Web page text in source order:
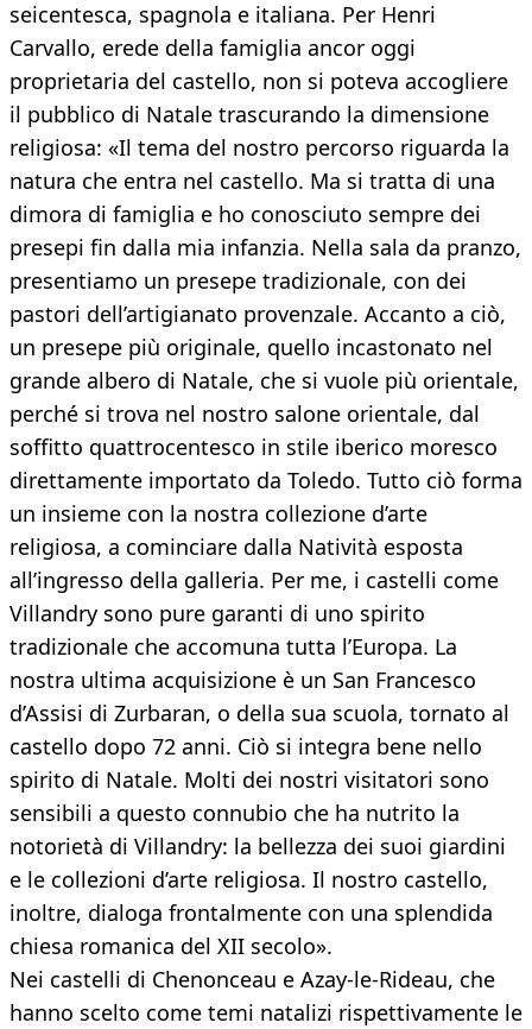
seicentesca, spagnola e italiana. Per Henri
Carvallo, erede della famiglia ancor oggi
proprietaria del castello, non si poteva accogliere
il pubblico di Natale trascurando la dimensione
religiosa: «Il tema del nostro percorso riguarda la
natura che entra nel castello. Ma si tratta di una
dimora di famiglia e ho conosciuto sempre dei
presepi fin dalla mia infanzia. Nella sala da pranzo,
presentiamo un presepe tradizionale, con dei
pastori dell’artigianato provenzale. Accanto a ciò,
un presepe più originale, quello incastonato nel
grande albero di Natale, che si vuole più orientale,
perché si trova nel nostro salone orientale, dal
soffitto quattrocentesco in stile iberico moresco
direttamente importato da Toledo. Tutto ciò forma
un insieme con la nostra collezione d’arte
religiosa, a cominciare dalla Natività esposta
all’ingresso della galleria. Per me, i castelli come
Villandry sono pure garanti di uno spirito
tradizionale che accomuna tutta l’Europa. La
nostra ultima acquisizione è un San Francesco
d’Assisi di Zurbaran, o della sua scuola, tornato al
castello dopo 72 anni. Ciò si integra bene nello
spirito di Natale. Molti dei nostri visitatori sono
sensibili a questo connubio che ha nutrito la
notorietà di Villandry: la bellezza dei suoi giardini
e le collezioni d’arte religiosa. Il nostro castello,
inoltre, dialoga frontalmente con una splendida
chiesa romanica del XII secolo».
Nei castelli di Chenonceau e Azay-le-Rideau, che
hanno scelto come temi natalizi rispettivamente le